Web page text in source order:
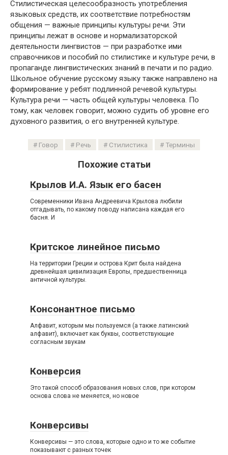
Стилистическая целесообразность употребления
языковых средств, их соответствие потребностям
общения — важные принципы культуры речи. Эти
принципы лежат в основе и нормализаторской
деятельности лингвистов — при разработке ими
справочников и пособий по стилистике и культуре речи, в
пропаганде лингвистических знаний в печати и по радио.
Школьное обучение русскому языку также направлено на
формирование у ребят подлинной речевой культуры.
Культура речи — часть общей культуры человека. По
тому, как человек говорит, можно судить об уровне его
духовного развития, о его внутренней культуре.
Говор Речь Стилистика Термины
Похожие статьи
Крылов И.А. Язык его басен
Современники Ивана Андреевича Крылова любили
отгадывать, по какому поводу написана каждая его
басня. И
Критское линейное письмо
На территории Греции и острова Крит была найдена
древнейшая цивилизация Европы, предшественница
античной культуры.
Консонантное письмо
Алфавит, которым мы пользуемся (а также латинский
алфавит), включает как буквы, соответствующие
согласным звукам
Конверсия
Это такой способ образования новых слов, при котором
основа слова не меняется, но новое
Конверсивы
Конверсивы — это слова, которые одно и то же событие
показывают с разных точек